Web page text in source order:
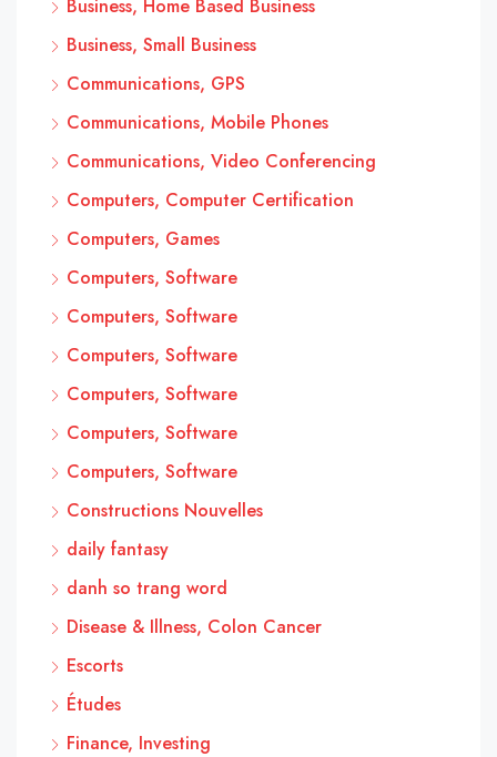
Business, Home Based Business
Business, Small Business
Communications, GPS
Communications, Mobile Phones
Communications, Video Conferencing
Computers, Computer Certification
Computers, Games
Computers, Software
Computers, Software
Computers, Software
Computers, Software
Computers, Software
Computers, Software
Constructions Nouvelles
daily fantasy
danh so trang word
Disease & Illness, Colon Cancer
Escorts
Études
Finance, Investing